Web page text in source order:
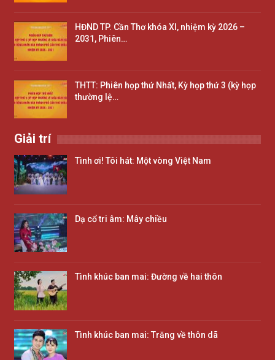
HĐND TP. Cần Thơ khóa XI, nhiệm kỳ 2026 –
2031, Phiên…
THTT: Phiên họp thứ Nhất, Kỳ họp thứ 3 (kỳ họp
thường lệ…
Giải trí
Tình ơi! Tôi hát: Một vòng Việt Nam
Dạ cổ tri âm: Mây chiều
Tình khúc ban mai: Đường về hai thôn
Tình khúc ban mai: Trăng về thôn dã